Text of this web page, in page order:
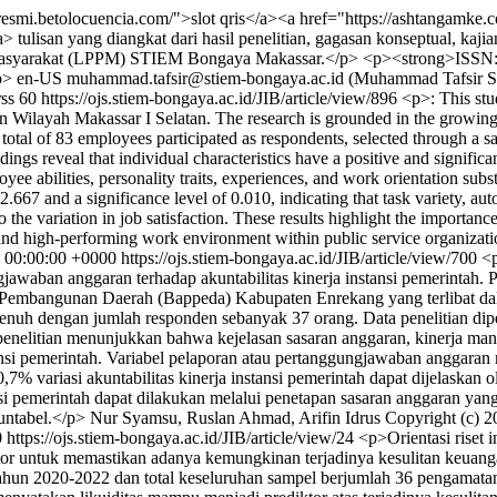
">slot qris</a><a href="https://
yang diangkat dari hasil penelitian, gagasan konseptual,
(LPPM) STIEM Bongaya Makassar.</p>
en-US muhammad.tafsir@stiem-bongaya.ac.id (Muhammad Tafsir
60 https://ojs.stiem-bongaya.ac.id/JIB/article/view/896 <p>: This
Wilayah Makassar I Selatan. The research is grounded in the
of 83 employees participated as respondents, selected through a
reveal that individual characteristics have a positive and
abilities, personality traits, experiences, and work orientation
and a significance level of 0.010, indicating that task variety,
variation in job satisfaction. These results highlight the
high-performing work environment within public service
+0000 https://ojs.stiem-bongaya.ac.id/JIB/article/view/700
anggaran terhadap akuntabilitas kinerja instansi
Daerah (Bappeda) Kabupaten Enrekang yang terlibat
dengan jumlah responden sebanyak 37 orang. Data penelitian
menunjukkan bahwa kejelasan sasaran anggaran, kinerja
pemerintah. Variabel pelaporan atau pertanggungjawaban
variasi akuntabilitas kinerja instansi pemerintah dapat
dapat dilakukan melalui penetapan sasaran anggaran
p> Nur Syamsu, Ruslan Ahmad, Arifin Idrus Copyright (c)
https://ojs.stiem-bongaya.ac.id/JIB/article/view/24 <p>Orientasi riset
untuk memastikan adanya kemungkinan terjadinya kesulitan
2020-2022 dan total keseluruhan sampel berjumlah 36